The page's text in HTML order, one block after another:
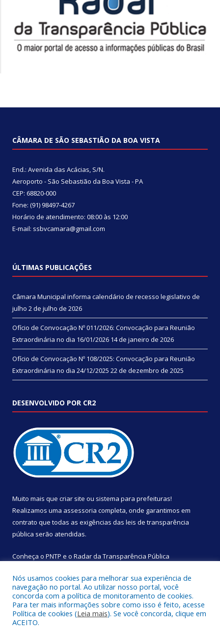
CÂMARA DE SÃO SEBASTIÃO DA BOA VISTA
End.: Avenida das Acácias, S/N.
Aeroporto - São Sebastião da Boa Vista - PA
CEP: 68820-000
Fone: (91) 98497-4267
Horário de atendimento: 08:00 às 12:00
E-mail: ssbvcamara@gmail.com
ÚLTIMAS PUBLICAÇÕES
Câmara Municipal informa calendário de recesso legislativo de
julho 2 de julho de 2026
Ofício de Convocação Nº 011/2026: Convocação para Reunião
Extraordinária no dia 16/01/2026 14 de janeiro de 2026
Ofício de Convocação Nº 108/2025: Convocação para Reunião
Extraordinária no dia 24/12/2025 22 de dezembro de 2025
DESENVOLVIDO POR CR2
Muito mais que criar site ou sistema para prefeituras!
Realizamos uma assessoria completa, onde garantimos em
contrato que todas as exigências das leis de transparência
pública serão atendidas.
Conheça o PNTP e o Radar da Transparência Pública
Todos os direitos reservados a Câmara Municipal de São
Sebastião da Boa Vista.
Nós usamos cookies para melhorar sua experiência de
navegação no portal. Ao utilizar nosso portal, você
concorda com a política de monitoramento de cookies.
Para ter mais informações sobre como isso é feito, acesse
Política de cookies (Leia mais). Se você concorda, clique em
ACEITO.